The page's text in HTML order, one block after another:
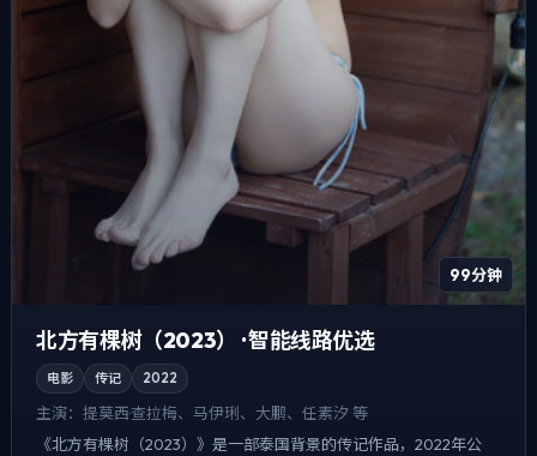
99分钟
北方有棵树（2023） · 智能线路优选
电影 传记 2022
主演： 提莫西·查拉梅、马伊琍、大鹏、任素汐 等
《北方有棵树（2023）》是一部泰国背景的传记作品，2022年公